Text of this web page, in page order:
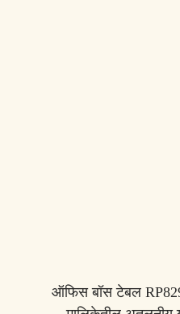
ऑफिस बॉस टेबल